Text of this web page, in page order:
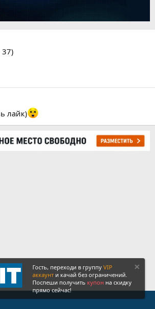
37)
лайк)
Гость, переходи в группу VIP
аккаунт и качай без ограничений.
Поспеши получить купон на скидку
прямо сейчас!